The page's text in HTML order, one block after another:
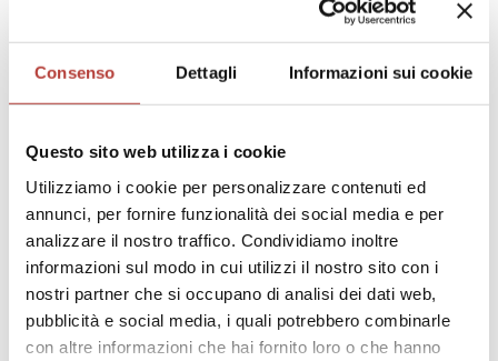
Consenso Dettagli Informazioni sui cookie
Questo sito web utilizza i cookie
Utilizziamo i cookie per personalizzare contenuti ed
annunci, per fornire funzionalità dei social media e per
analizzare il nostro traffico. Condividiamo inoltre
informazioni sul modo in cui utilizzi il nostro sito con i
nostri partner che si occupano di analisi dei dati web,
pubblicità e social media, i quali potrebbero combinarle
con altre informazioni che hai fornito loro o che hanno
allo Stato totalitario” (1929-1940) (Siena,
maggio 2023); “Dialogues between
Images and Texts” (Atene, giugno 2020);
Tra i suoi ultimi lavori, si segnalano gli
articoli: The Photo-text in the Mussolini Era
(«Athens Journal of Humanities and Arts»,
2021), Lux mea Dux: fotografia e
degli anni Trenta («Visual History. Rivista
internazionale in storia e critica
dell’immagine», 2020); Photography and
Power in the Mussolini Era: the case of “La